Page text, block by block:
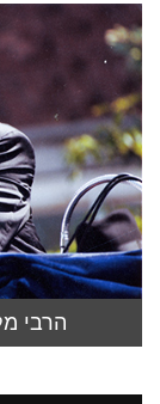
הרבי